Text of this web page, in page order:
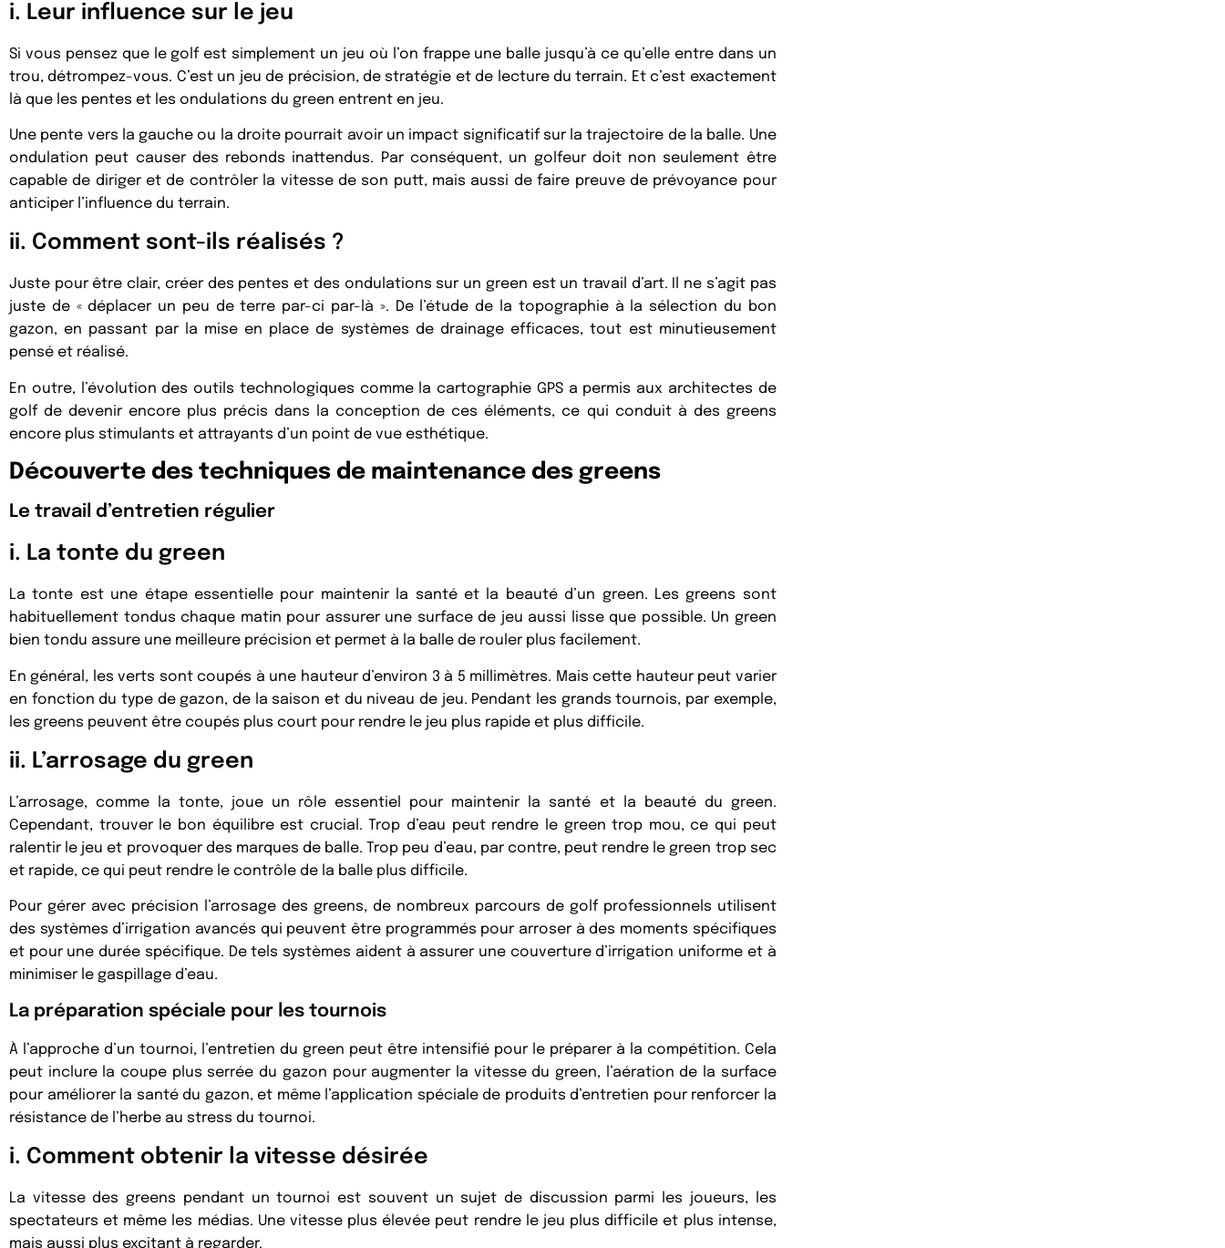
i. Leur influence sur le jeu
Si vous pensez que le golf est simplement un jeu où l’on frappe une balle jusqu’à ce qu’elle entre dans un
trou, détrompez-vous. C’est un jeu de précision, de stratégie et de lecture du terrain. Et c’est exactement
là que les pentes et les ondulations du green entrent en jeu.
Une pente vers la gauche ou la droite pourrait avoir un impact significatif sur la trajectoire de la balle. Une
ondulation peut causer des rebonds inattendus. Par conséquent, un golfeur doit non seulement être
capable de diriger et de contrôler la vitesse de son putt, mais aussi de faire preuve de prévoyance pour
anticiper l’influence du terrain.
ii. Comment sont-ils réalisés ?
Juste pour être clair, créer des pentes et des ondulations sur un green est un travail d’art. Il ne s’agit pas
juste de « déplacer un peu de terre par-ci par-là ». De l’étude de la topographie à la sélection du bon
gazon, en passant par la mise en place de systèmes de drainage efficaces, tout est minutieusement
pensé et réalisé.
En outre, l’évolution des outils technologiques comme la cartographie GPS a permis aux architectes de
golf de devenir encore plus précis dans la conception de ces éléments, ce qui conduit à des greens
encore plus stimulants et attrayants d’un point de vue esthétique.
Découverte des techniques de maintenance des greens
Le travail d’entretien régulier
i. La tonte du green
La tonte est une étape essentielle pour maintenir la santé et la beauté d’un green. Les greens sont
habituellement tondus chaque matin pour assurer une surface de jeu aussi lisse que possible. Un green
bien tondu assure une meilleure précision et permet à la balle de rouler plus facilement.
En général, les verts sont coupés à une hauteur d’environ 3 à 5 millimètres. Mais cette hauteur peut varier
en fonction du type de gazon, de la saison et du niveau de jeu. Pendant les grands tournois, par exemple,
les greens peuvent être coupés plus court pour rendre le jeu plus rapide et plus difficile.
ii. L’arrosage du green
L’arrosage, comme la tonte, joue un rôle essentiel pour maintenir la santé et la beauté du green.
Cependant, trouver le bon équilibre est crucial. Trop d’eau peut rendre le green trop mou, ce qui peut
ralentir le jeu et provoquer des marques de balle. Trop peu d’eau, par contre, peut rendre le green trop sec
et rapide, ce qui peut rendre le contrôle de la balle plus difficile.
Pour gérer avec précision l’arrosage des greens, de nombreux parcours de golf professionnels utilisent
des systèmes d’irrigation avancés qui peuvent être programmés pour arroser à des moments spécifiques
et pour une durée spécifique. De tels systèmes aident à assurer une couverture d’irrigation uniforme et à
minimiser le gaspillage d’eau.
La préparation spéciale pour les tournois
À l’approche d’un tournoi, l’entretien du green peut être intensifié pour le préparer à la compétition. Cela
peut inclure la coupe plus serrée du gazon pour augmenter la vitesse du green, l’aération de la surface
pour améliorer la santé du gazon, et même l’application spéciale de produits d’entretien pour renforcer la
résistance de l’herbe au stress du tournoi.
i. Comment obtenir la vitesse désirée
La vitesse des greens pendant un tournoi est souvent un sujet de discussion parmi les joueurs, les
spectateurs et même les médias. Une vitesse plus élevée peut rendre le jeu plus difficile et plus intense,
mais aussi plus excitant à regarder.